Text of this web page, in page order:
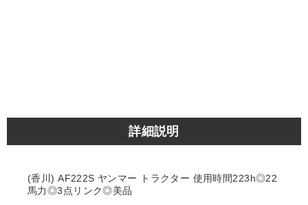
詳細説明
(香川) AF222S ヤンマー トラクター 使用時間223h◎22
馬力◎3点リンク◎美品